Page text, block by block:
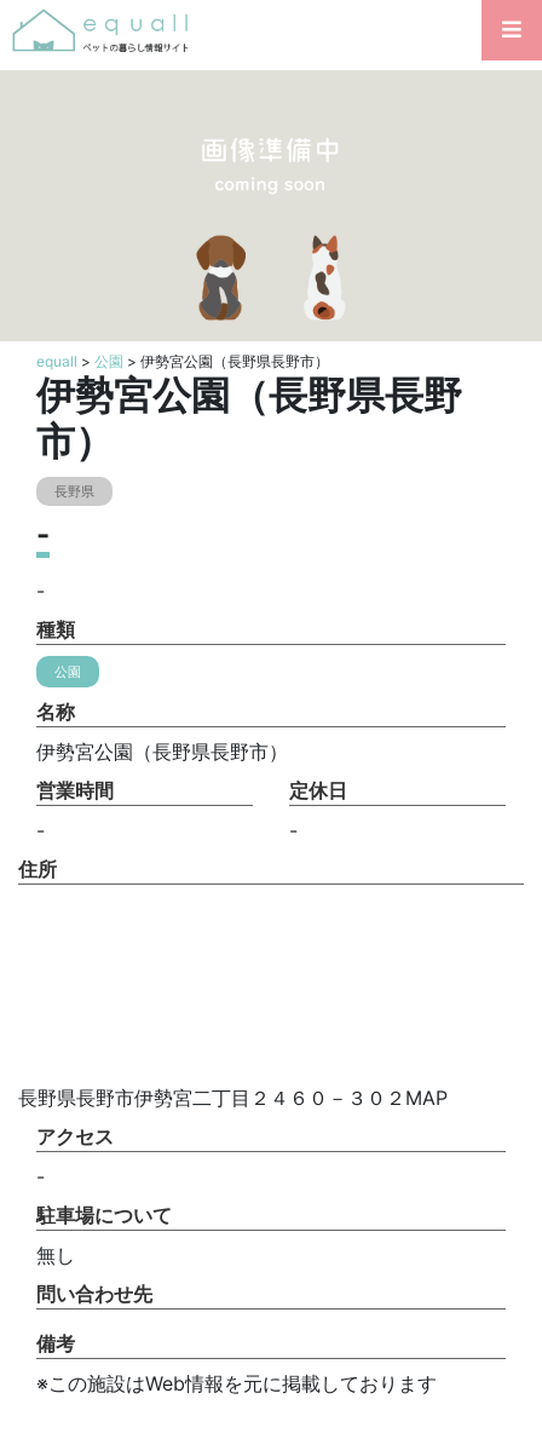
equall > 公園 > 伊勢宮公園（長野県長野市）
伊勢宮公園（長野県長野
市）
長野県
-
-
種類
公園
名称
伊勢宮公園（長野県長野市）
営業時間
-
定休日
-
住所
長野県長野市伊勢宮二丁目２４６０－３０２MAP
アクセス
-
駐車場について
無し
問い合わせ先
備考
※この施設はWeb情報を元に掲載しております